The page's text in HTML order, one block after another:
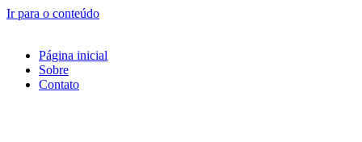
Ir para o conteúdo
Página inicial
Sobre
Contato